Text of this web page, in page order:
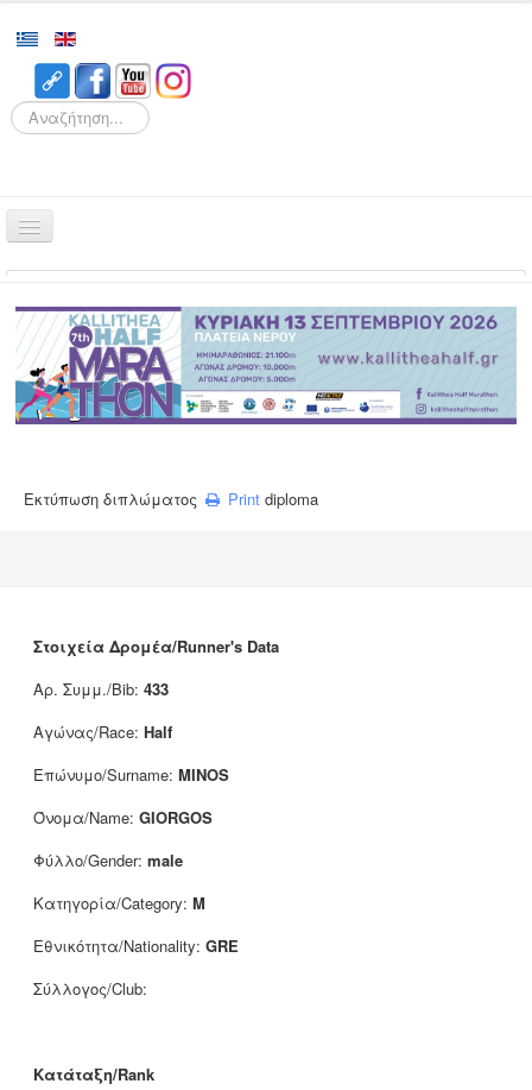
Search
Αγώνες
Διοργάνωση
Εθελοντισμός
Αποτελέσματα
Εκτύπωση διπλώματος Print diploma
Στοιχεία Δρομέα/Runner's Data
Αρ. Συμμ./Bib: 433
Αγώνας/Race: Half
Επώνυμο/Surname: MINOS
Όνομα/Name: GIORGOS
Φύλλο/Gender: male
Κατηγορία/Category: M
Εθνικότητα/Nationality: GRE
Σύλλογος/Club:
Κατάταξη/Rank